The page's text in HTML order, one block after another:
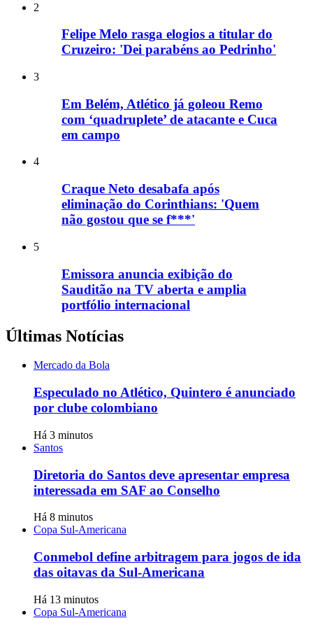
2
Felipe Melo rasga elogios a titular do
Cruzeiro: 'Dei parabéns ao Pedrinho'
3
Em Belém, Atlético já goleou Remo
com ‘quadruplete’ de atacante e Cuca
em campo
4
Craque Neto desabafa após
eliminação do Corinthians: 'Quem
não gostou que se f***'
5
Emissora anuncia exibição do
Sauditão na TV aberta e amplia
portfólio internacional
Últimas Notícias
Mercado da Bola
Especulado no Atlético, Quintero é anunciado
por clube colombiano
Há 3 minutos
Santos
Diretoria do Santos deve apresentar empresa
interessada em SAF ao Conselho
Há 8 minutos
Copa Sul-Americana
Conmebol define arbitragem para jogos de ida
das oitavas da Sul-Americana
Há 13 minutos
Copa Sul-Americana